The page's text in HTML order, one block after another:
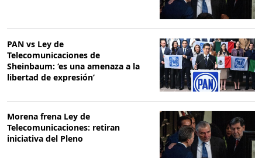
PAN vs Ley de
Telecomunicaciones de
Sheinbaum: ‘es una amenaza a la
libertad de expresión’
Morena frena Ley de
Telecomunicaciones: retiran
iniciativa del Pleno